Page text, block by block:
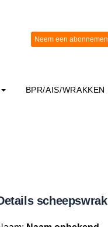
BPR/AIS/WRAKKEN
scheepswrak